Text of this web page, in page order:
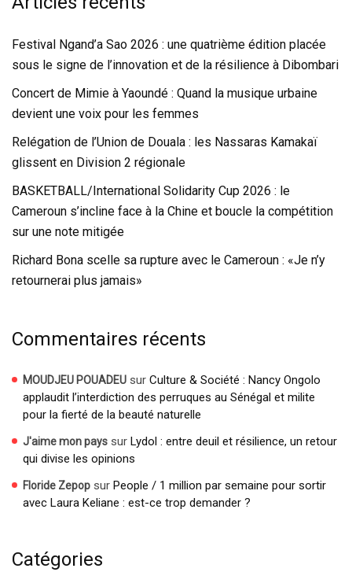
Festival Ngand’a Sao 2026 : une quatrième édition placée
sous le signe de l’innovation et de la résilience à Dibombari
Concert de Mimie à Yaoundé : Quand la musique urbaine
devient une voix pour les femmes
Relégation de l’Union de Douala : les Nassaras Kamakaï
glissent en Division 2 régionale
BASKETBALL/International Solidarity Cup 2026 : le
Cameroun s’incline face à la Chine et boucle la compétition
sur une note mitigée
Richard Bona scelle sa rupture avec le Cameroun : «Je n’y
retournerai plus jamais»
Commentaires récents
MOUDJEU POUADEU sur Culture & Société : Nancy Ongolo
applaudit l’interdiction des perruques au Sénégal et milite
pour la fierté de la beauté naturelle
J'aime mon pays sur Lydol : entre deuil et résilience, un retour
qui divise les opinions
Floride Zepop sur People / 1 million par semaine pour sortir
avec Laura Keliane : est-ce trop demander ?
Catégories